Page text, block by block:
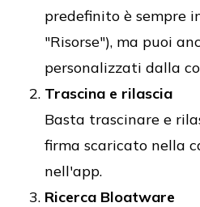
predefinito è sempre
"Risorse"), ma puoi
personalizzati dalla
Trascina e rilascia
Basta trascinare e
firma scaricato nella
nell'app.
Ricerca Bloatware